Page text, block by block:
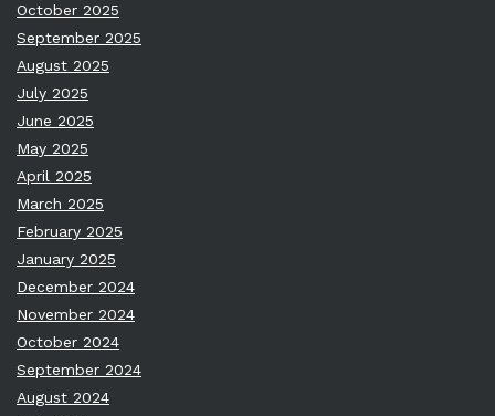
October 2025
September 2025
August 2025
July 2025
June 2025
May 2025
April 2025
March 2025
February 2025
January 2025
December 2024
November 2024
October 2024
September 2024
August 2024